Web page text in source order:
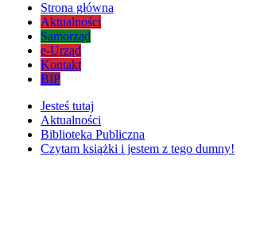
Strona główna
Aktualności
Samorząd
e-Urząd
Kontakt
BIP
Jesteś tutaj
Aktualności
Biblioteka Publiczna
Czytam książki i jestem z tego dumny!